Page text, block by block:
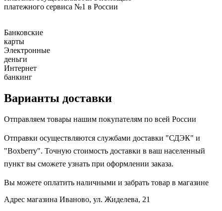
платежного сервиса №1 в России
Банковские
карты
Электронные
деньги
Интернет
банкинг
Варианты доставки
Отправляем товары нашим покупателям по всей России
Отправки осуществляются службами доставки "СДЭК" и
"Boxberry". Точную стоимость доставки в ваш населенный
пункт вы сможете узнать при оформлении заказа.
Вы можете оплатить наличными и забрать товар в магазине
Адрес магазина Иваново, ул. Жиделева, 21